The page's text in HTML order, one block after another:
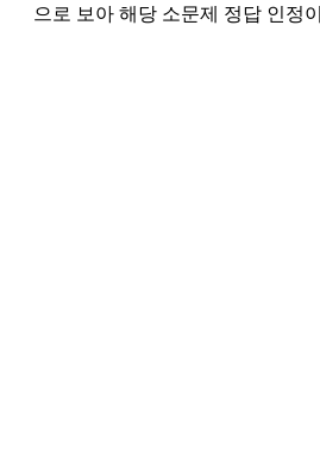
으로 보아 해당 소문제 정답 인정